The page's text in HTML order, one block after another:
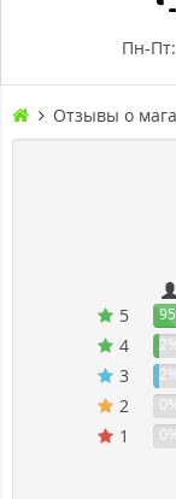
Пн-
Отзывы о
5
4
3
2
1